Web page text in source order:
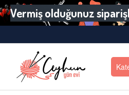
Vermiş olduğunuz